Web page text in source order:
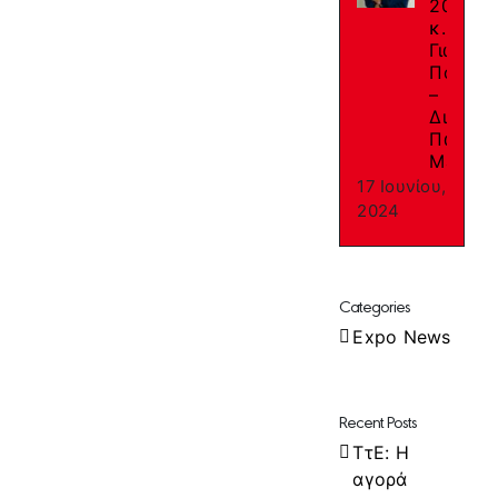
2024:
κ.
–
Macon
17 Ιουνίου,
2024
Categories
Expo News
Recent Posts
ΤτΕ: Η
αγορά